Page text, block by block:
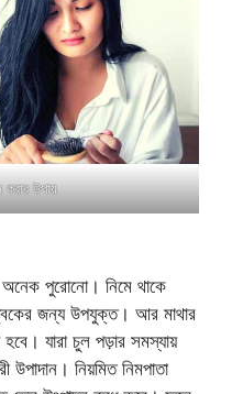
উপায়
অনেক পুরোনো। নিমে থাকে
ত্বকের জন্য ‍উপযুক্ত। আর মাথার
যারা চুল পড়ার সমস্যায়
নিয়মিত নিমপাতা